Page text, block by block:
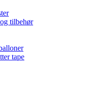
tilbehør
tape